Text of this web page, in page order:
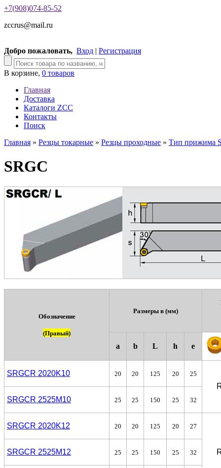
+7(908)074-85-52
zccrus@mail.ru
Добро пожаловать, Вход | Регистрация
В корзине, 0 товаров
Главная
Доставка
Каталоги ZCC
Контакты
Поиск
Главная » Резцы токарные » Резцы проходные » Тип прижима
SRGC
Обозначение
(Правый)
Размеры в (мм)
a b L h e
SRGCR 2020K10 20 20 125 20 25
SRGCR 2525M10
25 25 150 25 32
SRGCR 2020K12 20 20 125 20 27
SRGCR 2525M12 25 25 150 25 32